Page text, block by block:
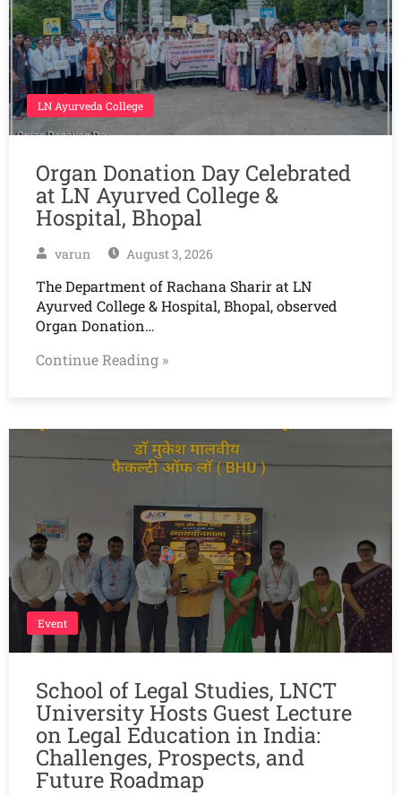
LN Ayurveda College
Organ Donation Day Celebrated
at LN Ayurved College &
Hospital, Bhopal
varun August 3, 2026
The Department of Rachana Sharir at LN
Ayurved College & Hospital, Bhopal, observed
Organ Donation…
Continue Reading »
Event
School of Legal Studies, LNCT
University Hosts Guest Lecture
on Legal Education in India:
Challenges, Prospects, and
Future Roadmap